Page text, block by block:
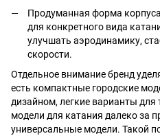
Продуманная форма
для конкретного вида
улучшать аэродинамику,
скорости.
Отдельное внимание бренд
есть компактные городские
дизайном, легкие варианты для
модели для катания далеко за
универсальные модели. Такой